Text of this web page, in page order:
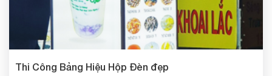
Thi Công Bảng Hiệu Hộp Đèn đẹp